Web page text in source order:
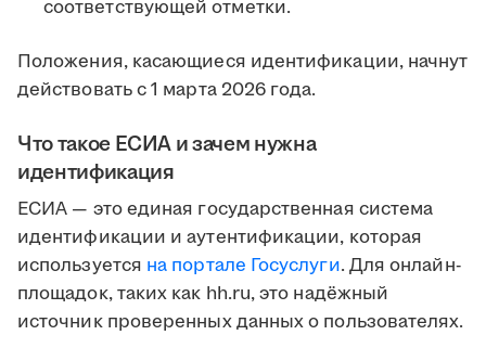
соответствующей отметки.
Положения, касающиеся идентификации, начнут
действовать с 1 марта 2026 года.
Что такое ЕСИА и зачем нужна
идентификация
ЕСИА — это единая государственная система
идентификации и аутентификации, которая
используется на портале Госуслуги. Для онлайн-
площадок, таких как hh.ru, это надёжный
источник проверенных данных о пользователях.